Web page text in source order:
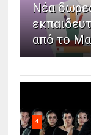
Νέα
από το
4